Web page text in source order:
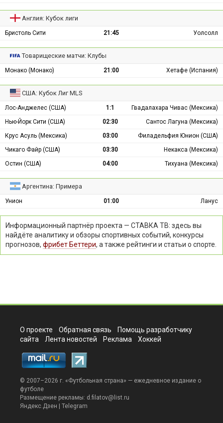
Англия: Кубок лиги
Бристоль Сити 21:45 Уолсолл
Товарищеские матчи: Клубы
Монако (Монако) 21:00 Хетафе (Испания)
США: Кубок Лиг MLS
Лос-Анджелес (США) 1:1
Гвадалахара Чивас (Мексика)
Нью-Йорк Сити (США)
02:30
Сантос Лагуна (Мексика)
Крус Асуль (Мексика)
03:00
Филадельфия Юнион (США)
Чикаго Файр (США)
03:30
Некакса (Мексика)
Остин (США)
04:00 Тихуана (Мексика)
Аргентина: Примера
Унион 01:00 Ланус
Информационный партнёр проекта — СТАВКА ТВ: здесь вы
найдёте аналитику и обзоры спортивных событий, конкурсы
прогнозов, фрибет Беттери, а также рейтинги и статьи о спорте.
О проекте Обратная связь
Помощь разработчику
сайта
Лента новостей Реклама Хоккей
© 2007–2026 г. «Футбольная страна» — ежедневное издание о
футболе
Размещение рекламы: d.filatov@list.ru
Яндекс.Дзен
Telegram